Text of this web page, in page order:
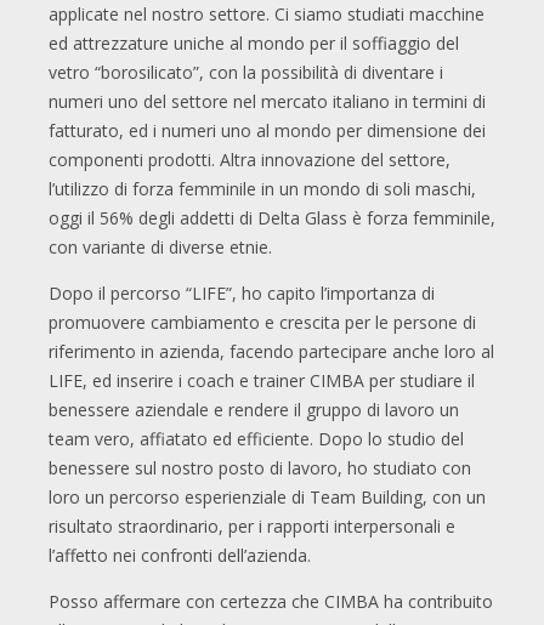
applicate nel nostro settore. Ci siamo studiati macchine
ed attrezzature uniche al mondo per il soffiaggio del
vetro “borosilicato”, con la possibilità di diventare i
numeri uno del settore nel mercato italiano in termini di
fatturato, ed i numeri uno al mondo per dimensione dei
componenti prodotti. Altra innovazione del settore,
l’utilizzo di forza femminile in un mondo di soli maschi,
oggi il 56% degli addetti di Delta Glass è forza femminile,
con variante di diverse etnie.
Dopo il percorso “LIFE”, ho capito l’importanza di
promuovere cambiamento e crescita per le persone di
riferimento in azienda, facendo partecipare anche loro al
LIFE, ed inserire i coach e trainer CIMBA per studiare il
benessere aziendale e rendere il gruppo di lavoro un
team vero, affiatato ed efficiente. Dopo lo studio del
benessere sul nostro posto di lavoro, ho studiato con
loro un percorso esperienziale di Team Building, con un
risultato straordinario, per i rapporti interpersonali e
l’affetto nei confronti dell’azienda.
Posso affermare con certezza che CIMBA ha contribuito